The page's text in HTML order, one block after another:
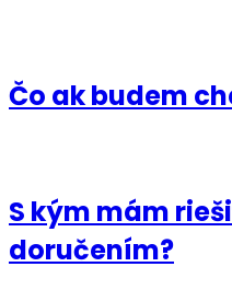
Čo ak budem
S kým mám
doručením?